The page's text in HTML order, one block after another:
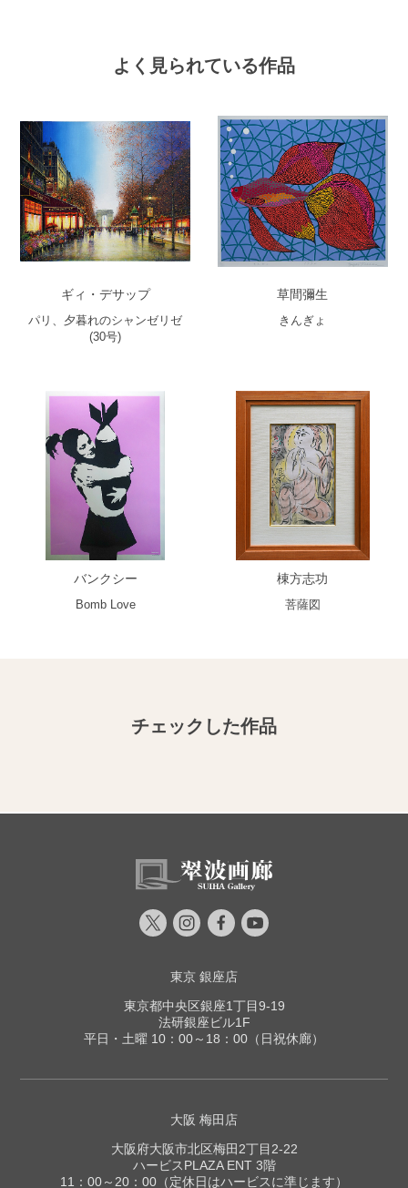
よく見られている作品
ギィ・デサップ
パリ、夕暮れのシャンゼリゼ
(30号)
草間彌生
きんぎょ
バンクシー
Bomb Love
棟方志功
菩薩図
チェックした作品
東京 銀座店
東京都中央区銀座1丁目9-19
法研銀座ビル1F
平日・土曜 10：00～18：00（日祝休廊）
大阪 梅田店
大阪府大阪市北区梅田2丁目2-22
ハービスPLAZA ENT 3階
11：00～20：00（定休日はハービスに準じます）